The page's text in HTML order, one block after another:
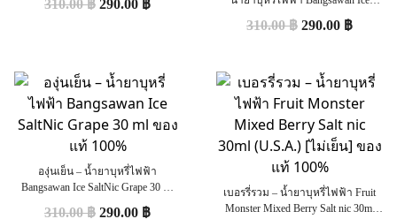
310.00฿ 290.00 ฿
ของแท้ 100%
310.00฿ 290.00 ฿
องุ่นเย็น – น้ำยาบุหรี่ไฟฟ้า
Bangsawan Ice SaltNic Grape 30 ml
310.00฿ 290.00 ฿
เบอรรี่รวม – น้ำยาบุหรี่ไฟฟ้า Fruit
Monster Mixed Berry Salt nic 30ml